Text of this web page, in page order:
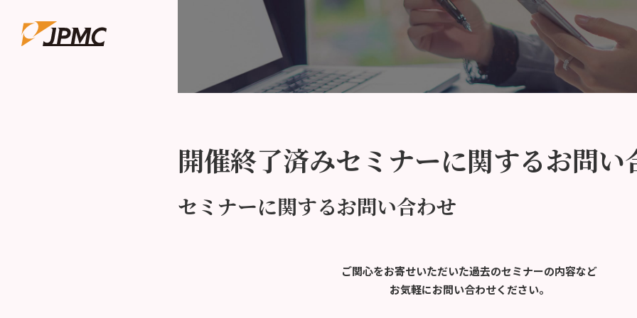
開催終了済みセミナーに関するお問い
セミナーに関するお問い合わせ
ご関心をお寄せいただいた過去のセミナーの内容など
お気軽にお問い合わせください。